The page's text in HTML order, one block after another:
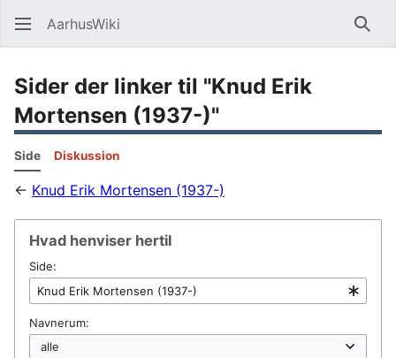
AarhusWiki Søg
Sider der linker til "Knud Erik
Mortensen (1937-)"
Side Diskussion
← Knud Erik Mortensen (1937-)
Hvad henviser hertil
Side:
Navnerum: